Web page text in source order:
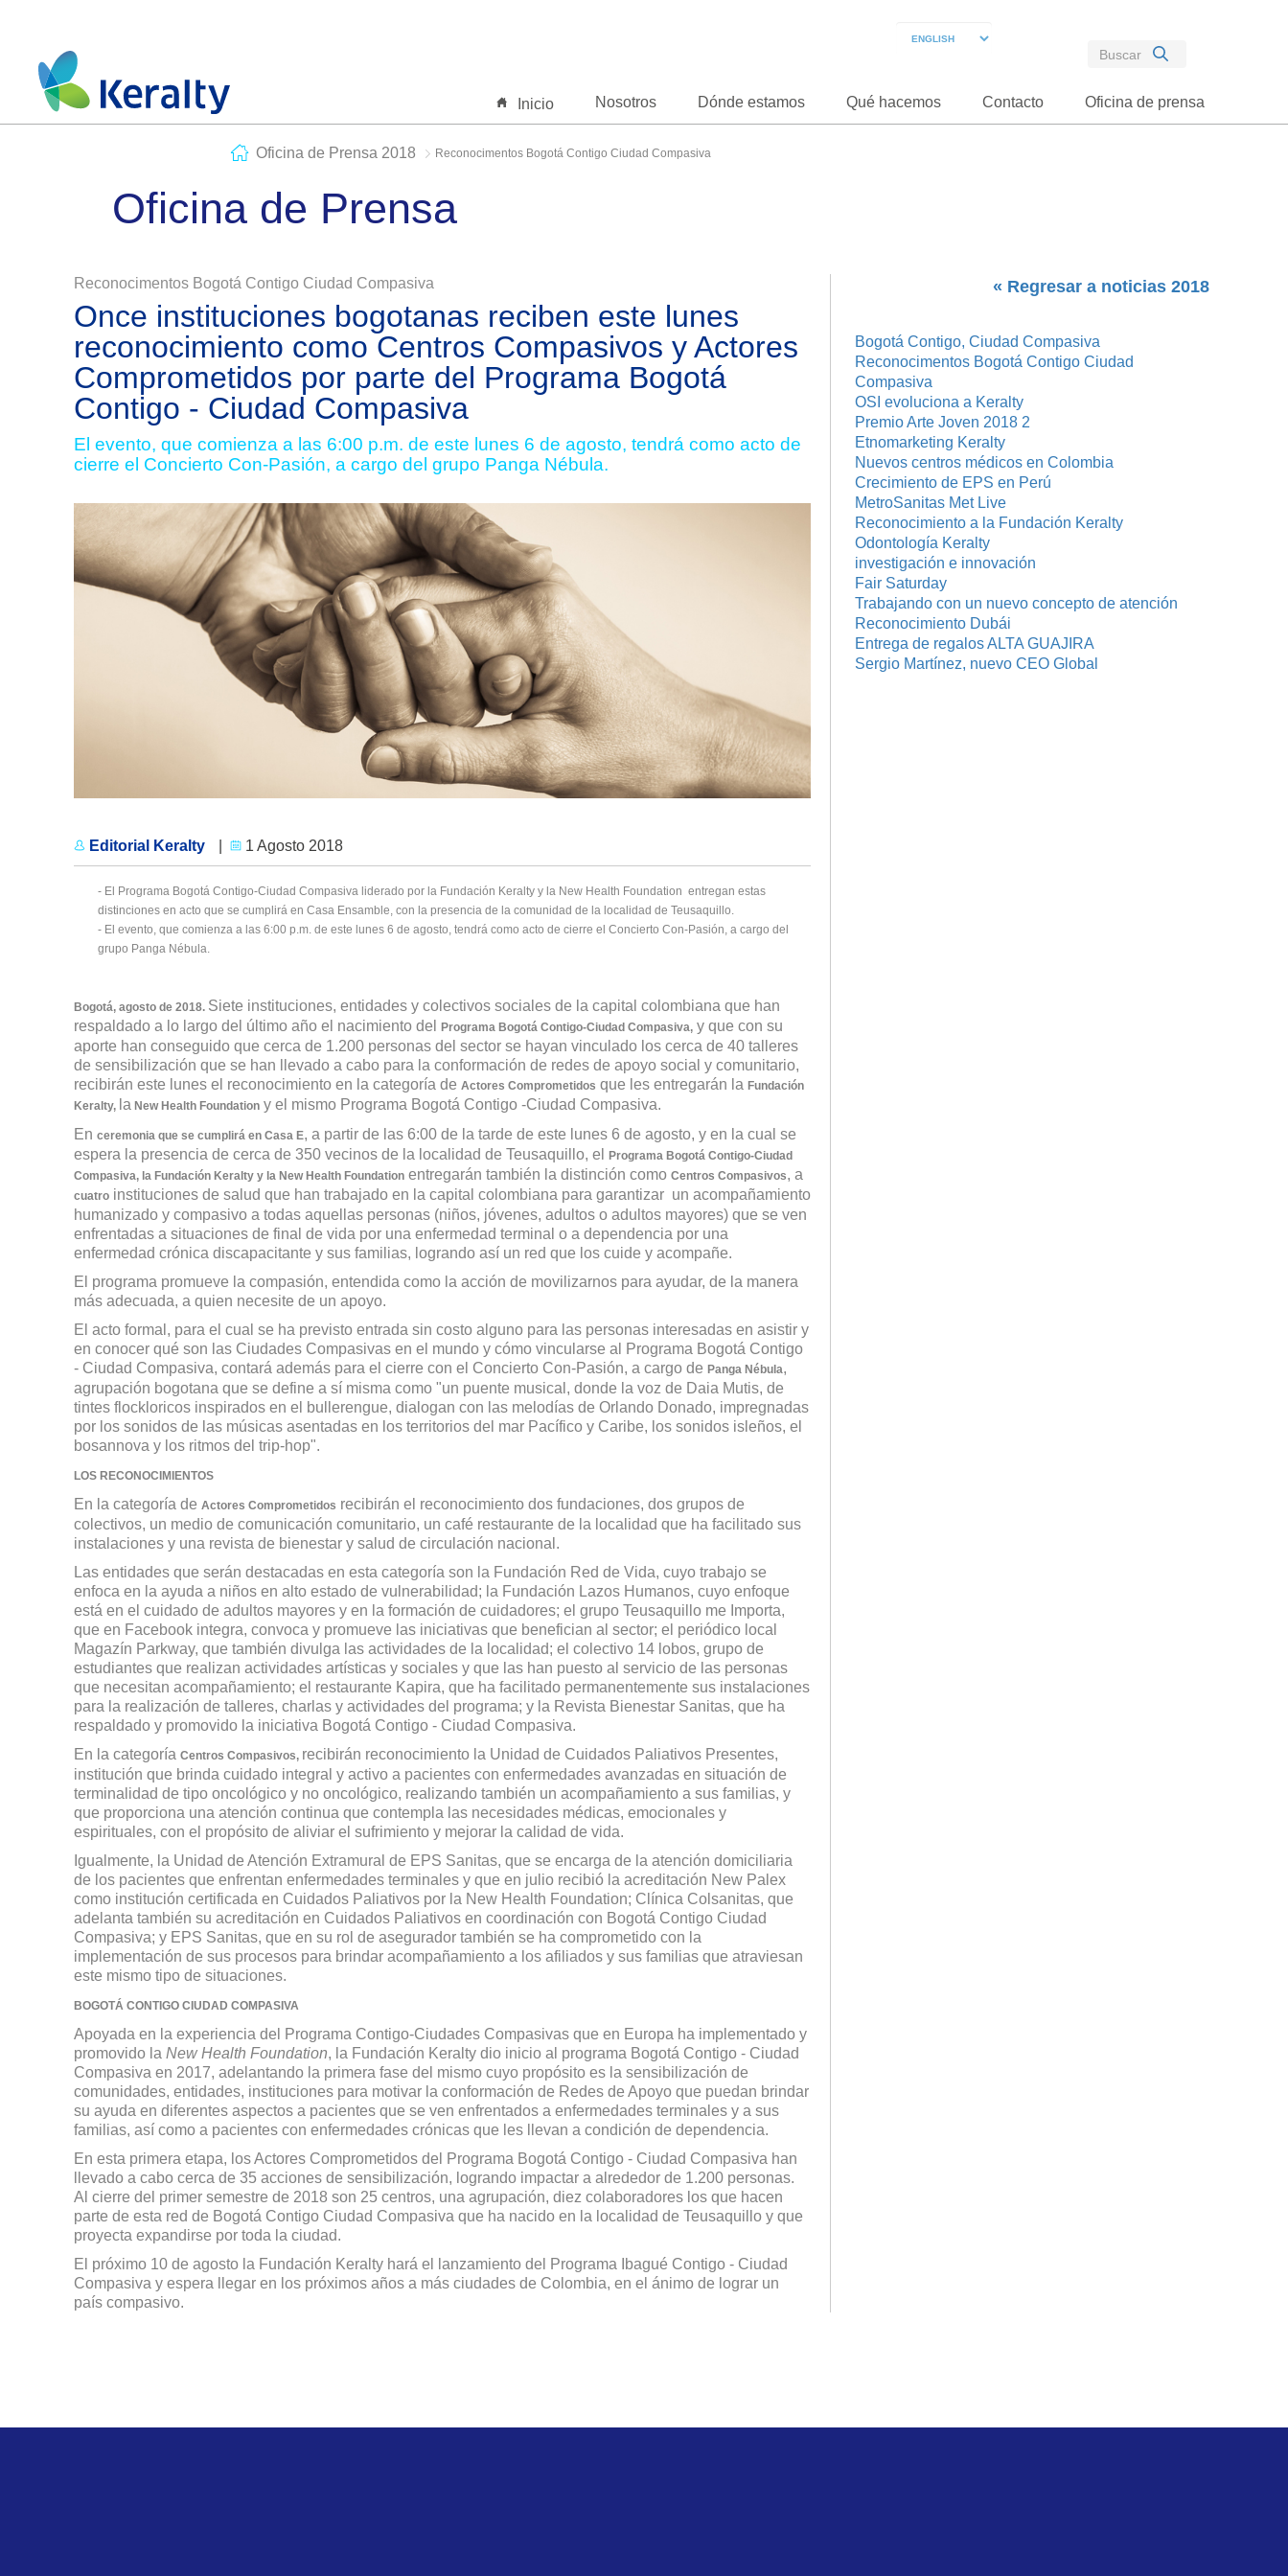
Inicio Nosotros Dónde estamos Qué hacemos Contacto Oficina de prensa
Oficina de Prensa 2018 Reconocimentos Bogotá Contigo Ciudad Compasiva
Oficina de Prensa
Reconocimentos Bogotá Contigo Ciudad Compasiva
Once instituciones bogotanas reciben este lunes
reconocimiento como Centros Compasivos y Actores
Comprometidos por parte del Programa Bogotá
Contigo - Ciudad Compasiva
El evento, que comienza a las 6:00 p.m. de este lunes 6 de agosto, tendrá como acto de
cierre el Concierto Con-Pasión, a cargo del grupo Panga Nébula.
Editorial Keralty 1 Agosto 2018
- El Programa Bogotá Contigo-Ciudad Compasiva liderado por la Fundación Keralty y la New Health Foundation entregan estas
distinciones en acto que se cumplirá en Casa Ensamble, con la presencia de la comunidad de la localidad de Teusaquillo.
- El evento, que comienza a las 6:00 p.m. de este lunes 6 de agosto, tendrá como acto de cierre el Concierto Con-Pasión, a cargo del
grupo Panga Nébula.
Bogotá, agosto de 2018. Siete instituciones, entidades y colectivos sociales de la capital colombiana que han
respaldado a lo largo del último año el nacimiento del
Programa Bogotá Contigo-Ciudad Compasiva,y que con su
aporte han conseguido que cerca de 1.200 personas del sector se hayan vinculado los cerca de 40 talleres
de sensibilización que se han llevado a cabo para la conformación de redes de apoyo social y comunitario,
recibirán este lunes el reconocimiento en la categoría de Actores Comprometidos que les entregarán la Fundación
Keralty, la New Health Foundationy el mismo Programa Bogotá Contigo -Ciudad Compasiva.
En ceremonia que se cumplirá en Casa E, a partir de las 6:00 de la tarde de este lunes 6 de agosto, y en la cual se
espera la presencia de cerca de 350 vecinos de la localidad de Teusaquillo, el
Programa Bogotá Contigo-Ciudad
Compasiva, la Fundación Keralty y la New Health Foundationentregarán también la distinción como Centros Compasivos, a
cuatroinstituciones de salud que han trabajado en la capital colombiana para garantizar un acompañamiento
humanizado y compasivo a todas aquellas personas (niños, jóvenes, adultos o adultos mayores) que se ven
enfrentadas a situaciones de final de vida por una enfermedad terminal o a dependencia por una
enfermedad crónica discapacitante y sus familias, logrando así un red que los cuide y acompañe.
El programa promueve la compasión, entendida como la acción de movilizarnos para ayudar, de la manera
más adecuada, a quien necesite de un apoyo.
El acto formal, para el cual se ha previsto entrada sin costo alguno para las personas interesadas en asistir y
en conocer qué son las Ciudades Compasivas en el mundo y cómo vincularse al Programa Bogotá Contigo
- Ciudad Compasiva, contará además para el cierre con el Concierto Con-Pasión, a cargo de Panga Nébula,
agrupación bogotana que se define a sí misma como "un puente musical, donde la voz de Daia Mutis, de
tintes flockloricos inspirados en el bullerengue, dialogan con las melodías de Orlando Donado, impregnadas
por los sonidos de las músicas asentadas en los territorios del mar Pacífico y Caribe, los sonidos isleños, el
bosannova y los ritmos del trip-hop".
LOS RECONOCIMIENTOS
En la categoría de Actores Comprometidos recibirán el reconocimiento dos fundaciones, dos grupos de
colectivos, un medio de comunicación comunitario, un café restaurante de la localidad que ha facilitado sus
instalaciones y una revista de bienestar y salud de circulación nacional.
Las entidades que serán destacadas en esta categoría son la Fundación Red de Vida, cuyo trabajo se
enfoca en la ayuda a niños en alto estado de vulnerabilidad; la Fundación Lazos Humanos, cuyo enfoque
está en el cuidado de adultos mayores y en la formación de cuidadores; el grupo Teusaquillo me Importa,
que en Facebook integra, convoca y promueve las iniciativas que benefician al sector; el periódico local
Magazín Parkway, que también divulga las actividades de la localidad; el colectivo 14 lobos, grupo de
estudiantes que realizan actividades artísticas y sociales y que las han puesto al servicio de las personas
que necesitan acompañamiento; el restaurante Kapira, que ha facilitado permanentemente sus instalaciones
para la realización de talleres, charlas y actividades del programa; y la Revista Bienestar Sanitas, que ha
respaldado y promovido la iniciativa Bogotá Contigo - Ciudad Compasiva.
En la categoría Centros Compasivos, recibirán reconocimiento la Unidad de Cuidados Paliativos Presentes,
institución que brinda cuidado integral y activo a pacientes con enfermedades avanzadas en situación de
terminalidad de tipo oncológico y no oncológico, realizando también un acompañamiento a sus familias, y
que proporciona una atención continua que contempla las necesidades médicas, emocionales y
espirituales, con el propósito de aliviar el sufrimiento y mejorar la calidad de vida.
Igualmente, la Unidad de Atención Extramural de EPS Sanitas, que se encarga de la atención domiciliaria
de los pacientes que enfrentan enfermedades terminales y que en julio recibió la acreditación New Palex
como institución certificada en Cuidados Paliativos por la New Health Foundation; Clínica Colsanitas, que
adelanta también su acreditación en Cuidados Paliativos en coordinación con Bogotá Contigo Ciudad
Compasiva; y EPS Sanitas, que en su rol de asegurador también se ha comprometido con la
implementación de sus procesos para brindar acompañamiento a los afiliados y sus familias que atraviesan
este mismo tipo de situaciones.
BOGOTÁ CONTIGO CIUDAD COMPASIVA
Apoyada en la experiencia del Programa Contigo-Ciudades Compasivas que en Europa ha implementado y
promovido la New Health Foundation, la Fundación Keralty dio inicio al programa Bogotá Contigo - Ciudad
Compasiva en 2017, adelantando la primera fase del mismo cuyo propósito es la sensibilización de
comunidades, entidades, instituciones para motivar la conformación de Redes de Apoyo que puedan brindar
su ayuda en diferentes aspectos a pacientes que se ven enfrentados a enfermedades terminales y a sus
familias, así como a pacientes con enfermedades crónicas que les llevan a condición de dependencia.
En esta primera etapa, los Actores Comprometidos del Programa Bogotá Contigo - Ciudad Compasiva han
llevado a cabo cerca de 35 acciones de sensibilización, logrando impactar a alrededor de 1.200 personas.
Al cierre del primer semestre de 2018 son 25 centros, una agrupación, diez colaboradores los que hacen
parte de esta red de Bogotá Contigo Ciudad Compasiva que ha nacido en la localidad de Teusaquillo y que
proyecta expandirse por toda la ciudad.
El próximo 10 de agosto la Fundación Keralty hará el lanzamiento del Programa Ibagué Contigo - Ciudad
Compasiva y espera llegar en los próximos años a más ciudades de Colombia, en el ánimo de lograr un
país compasivo.
« Regresar a noticias 2018
Bogotá Contigo, Ciudad Compasiva
Reconocimentos Bogotá Contigo Ciudad
Compasiva
OSI evoluciona a Keralty
Premio Arte Joven 2018 2
Etnomarketing Keralty
Nuevos centros médicos en Colombia
Crecimiento de EPS en Perú
MetroSanitas Met Live
Reconocimiento a la Fundación Keralty
Odontología Keralty
investigación e innovación
Fair Saturday
Trabajando con un nuevo concepto de atención
Reconocimiento Dubái
Entrega de regalos ALTA GUAJIRA
Sergio Martínez, nuevo CEO Global